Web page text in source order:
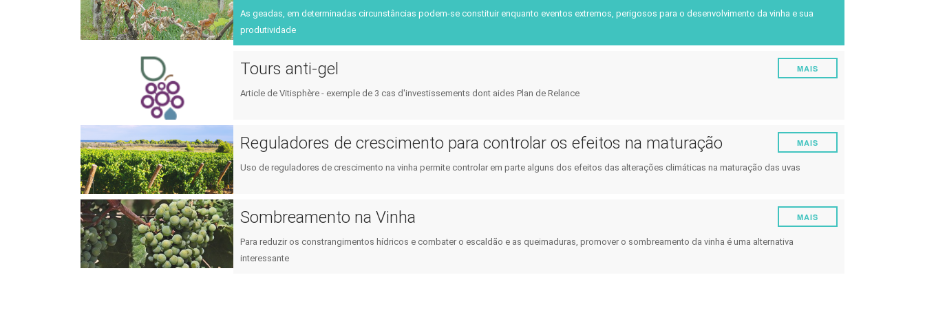
Consumidor
Planeamento e Instrumentos de
Energia
Pestes e Doenças
Gestão de Eventos Climáticos
As geadas, em determinadas circunstâncias podem-se constituir enquanto eventos extremos, perigosos para o desenvolvimento da vinha e sua
produtividade
Tours anti-gel
Article de Vitisphère - exemple de 3 cas d'investissements dont aides Plan de Relance
MAIS
Reguladores de crescimento para controlar os efeitos na maturação
Uso de reguladores de crescimento na vinha permite controlar em parte alguns dos efeitos das alterações climáticas na maturação das uvas
MAIS
Sombreamento na Vinha
Para reduzir os constrangimentos hídricos e combater o escaldão e as queimaduras, promover o sombreamento da vinha é uma alternativa
interessante
MAIS